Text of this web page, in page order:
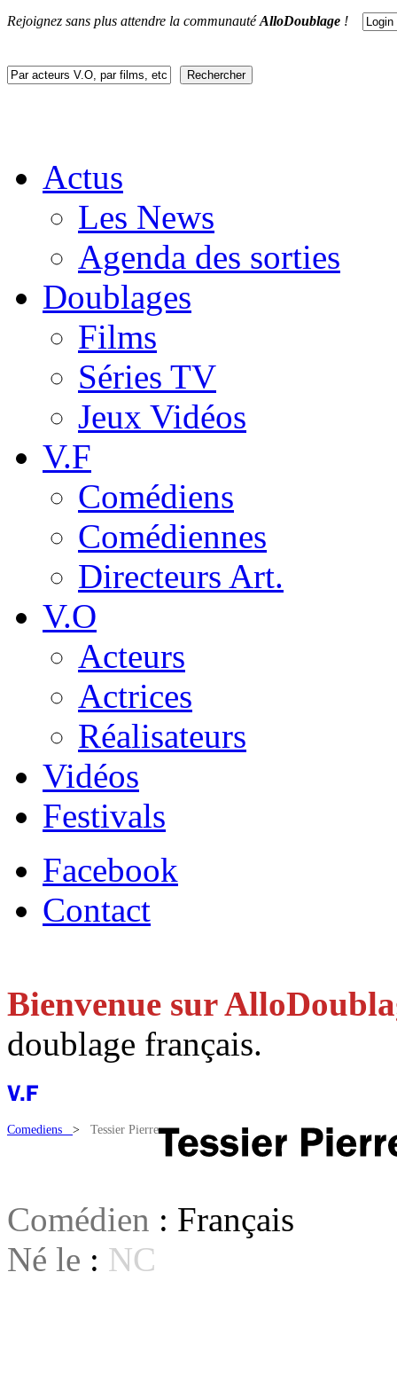
Rejoignez sans plus attendre la communautéAlloDoublage !
Actus
Les News
Agenda des sorties
Doublages
Films
Séries TV
Jeux Vidéos
V.F
Comédiens
Comédiennes
Directeurs Art.
V.O
Acteurs
Actrices
Réalisateurs
Vidéos
Festivals
Facebook
Contact
Bienvenue sur
doublage français.
Comediens > Tessier Pierre
Comédien : Français
Né le : NC